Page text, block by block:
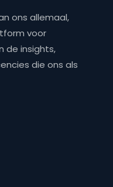
ons allemaal,
voor
de insights,
die ons als